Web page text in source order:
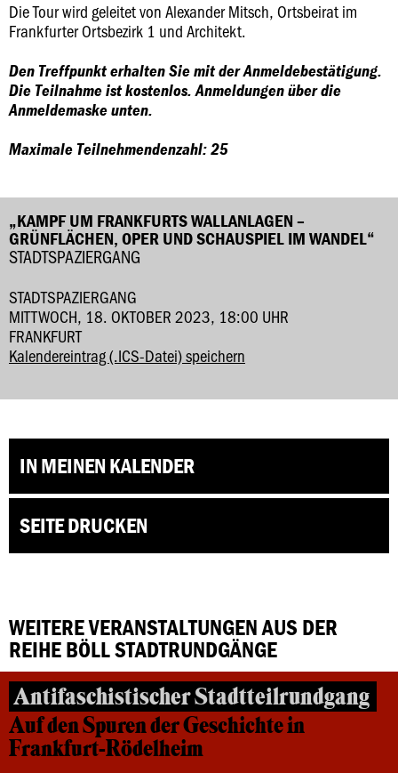
Die Tour wird geleitet von Alexander Mitsch, Ortsbeirat im
Frankfurter Ortsbezirk 1 und Architekt.
Den Treffpunkt erhalten Sie mit der Anmeldebestätigung.
Die Teilnahme ist kostenlos. Anmeldungen über die
Anmeldemaske unten.
Maximale Teilnehmendenzahl: 25
„KAMPF UM FRANKFURTS WALLANLAGEN –
GRÜNFLÄCHEN, OPER UND SCHAUSPIEL IM WANDEL“
STADTSPAZIERGANG
STADTSPAZIERGANG
MITTWOCH, 18. OKTOBER 2023, 18:00 UHR
FRANKFURT
Kalendereintrag (.ICS-Datei) speichern
IN MEINEN KALENDER
SEITE DRUCKEN
WEITERE VERANSTALTUNGEN AUS DER
REIHE BÖLL STADTRUNDGÄNGE
Antifaschistischer Stadtteilrundgang
Auf den Spuren der Geschichte in
Frankfurt-Rödelheim